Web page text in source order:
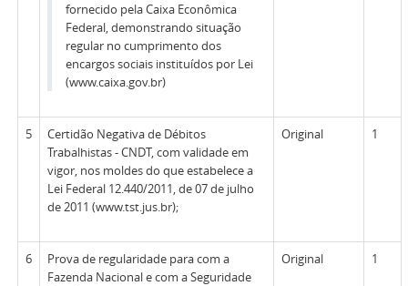
fornecido pela Caixa Econômica
Federal, demonstrando situação
regular no cumprimento dos
encargos sociais instituídos por Lei
(www.caixa.gov.br)
5
Certidão Negativa de Débitos
Trabalhistas - CNDT, com validade em
vigor, nos moldes do que estabelece a
Lei Federal 12.440/2011, de 07 de julho
de 2011 (www.tst.jus.br);
Original 1
6
Prova de regularidade para com a
Fazenda Nacional e com a Seguridade
Original 1